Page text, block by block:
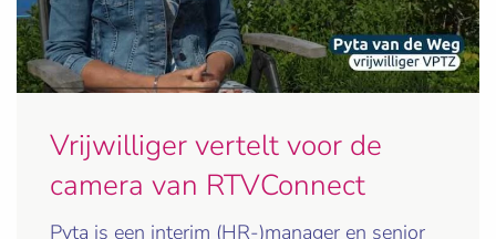
Vrijwilliger vertelt voor de
camera van RTVConnect
Pyta is een interim (HR-)manager en senior